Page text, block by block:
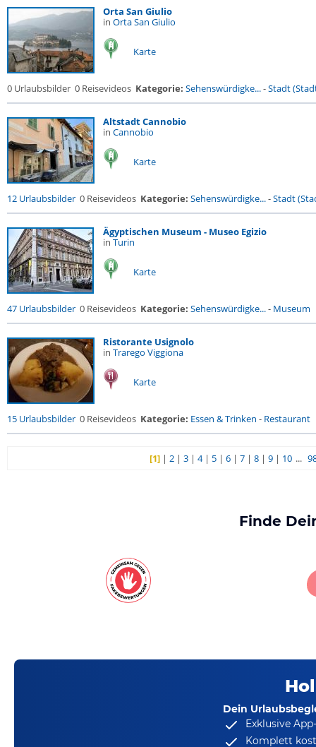
Orta San Giulio
in Orta San Giulio
Karte
0 Urlaubsbilder 0 Reisevideos Kategorie: Sehenswürdigke...-Stadt
Altstadt Cannobio
in Cannobio
Karte
12 Urlaubsbilder 0 Reisevideos Kategorie: Sehenswürdigke...-Stadt
Ägyptischen Museum - Museo Egizio
in Turin
Karte
47 Urlaubsbilder 0 Reisevideos Kategorie: Sehenswürdigke...- Museum
Ristorante Usignolo
in Trarego Viggiona
Karte
15 Urlaubsbilder 0 Reisevideos Kategorie: Essen & Trinken - Restaurant
[1]| 2| 3| 4| 5| 6| 7| 8| 9| 10 ...
Finde
Dein
Exklusive
Komplett